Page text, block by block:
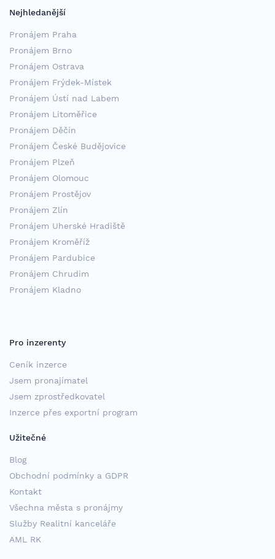
Nejhledanější
Pronájem Praha
Pronájem Brno
Pronájem Ostrava
Pronájem Frýdek-Místek
Pronájem Ústí nad Labem
Pronájem Litoměřice
Pronájem Děčín
Pronájem České Budějovice
Pronájem Plzeň
Pronájem Olomouc
Pronájem Prostějov
Pronájem Zlín
Pronájem Uherské Hradiště
Pronájem Kroměříž
Pronájem Pardubice
Pronájem Chrudim
Pronájem Kladno
Pro inzerenty
Ceník inzerce
Jsem pronajímatel
Jsem zprostředkovatel
Inzerce přes exportní program
Užitečné
Blog
Obchodní podmínky a GDPR
Kontakt
Všechna města s pronájmy
Služby Realitní kanceláře
AML RK